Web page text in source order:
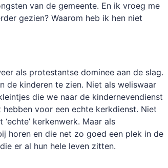
van de gemeente. En ik vroeg me
gezien? Waarom heb ik hen niet
als protestantse dominee aan de slag.
de kinderen te zien. Niet als weliswaar
die we naar de kindernevendienst
voor een echte kerkdienst. Niet
kerkenwerk. Maar als
horen en die net zo goed een plek in de
er al hun hele leven zitten.